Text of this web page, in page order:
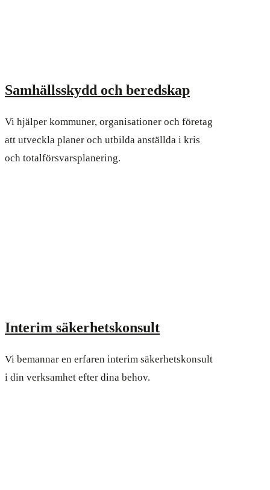
Samhällsskydd och beredskap
Vi hjälper kommuner, organisationer och företag
att utveckla planer och utbilda anställda i kris
och totalförsvarsplanering.
Interim säkerhetskonsult
Vi bemannar en erfaren interim säkerhetskonsult
i din verksamhet efter dina behov.